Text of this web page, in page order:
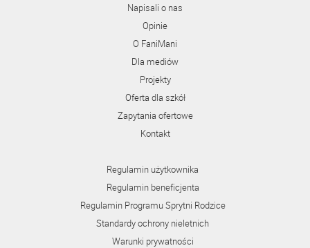
Napisali o nas
Opinie
O FaniMani
Dla mediów
Projekty
Oferta dla szkół
Zapytania ofertowe
Kontakt
Regulamin użytkownika
Regulamin beneficjenta
Regulamin Programu Sprytni Rodzice
Standardy ochrony nieletnich
Warunki prywatności